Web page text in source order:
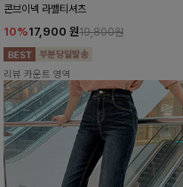
콘브이넥 라벨티셔츠
10%17,900 원19,800원
리뷰 카운트 영역